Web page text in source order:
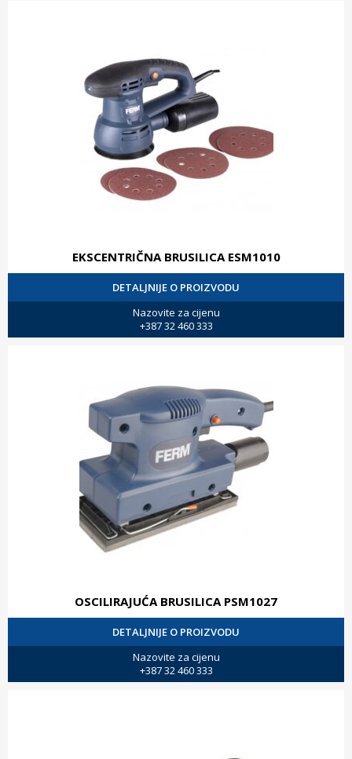
EKSCENTRIČNA BRUSILICA ESM1010
DETALJNIJE O PROIZVODU
Nazovite za cijenu
+387 32 460 333
OSCILIRAJUĆA BRUSILICA PSM1027
DETALJNIJE O PROIZVODU
Nazovite za cijenu
+387 32 460 333